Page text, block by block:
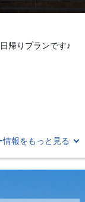
帰りプランです♪
情報をもっと見る